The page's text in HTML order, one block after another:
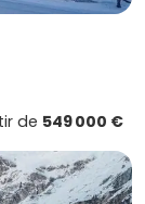
de 549 000 €